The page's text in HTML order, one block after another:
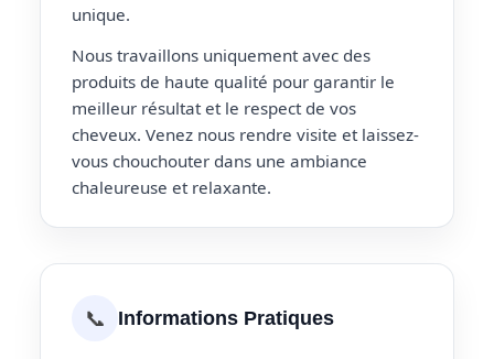
unique.
Nous travaillons uniquement avec des
produits de haute qualité pour garantir le
meilleur résultat et le respect de vos
cheveux. Venez nous rendre visite et laissez-
vous chouchouter dans une ambiance
chaleureuse et relaxante.
📞 Informations Pratiques